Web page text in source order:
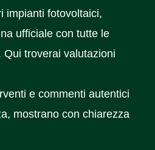
impianti fotovoltaici,
ufficiale con tutte le
troverai valutazioni
e commenti autentici
mostrano con chiarezza